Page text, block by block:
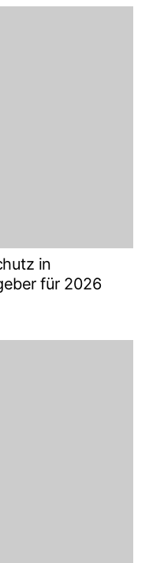
in
für 2026